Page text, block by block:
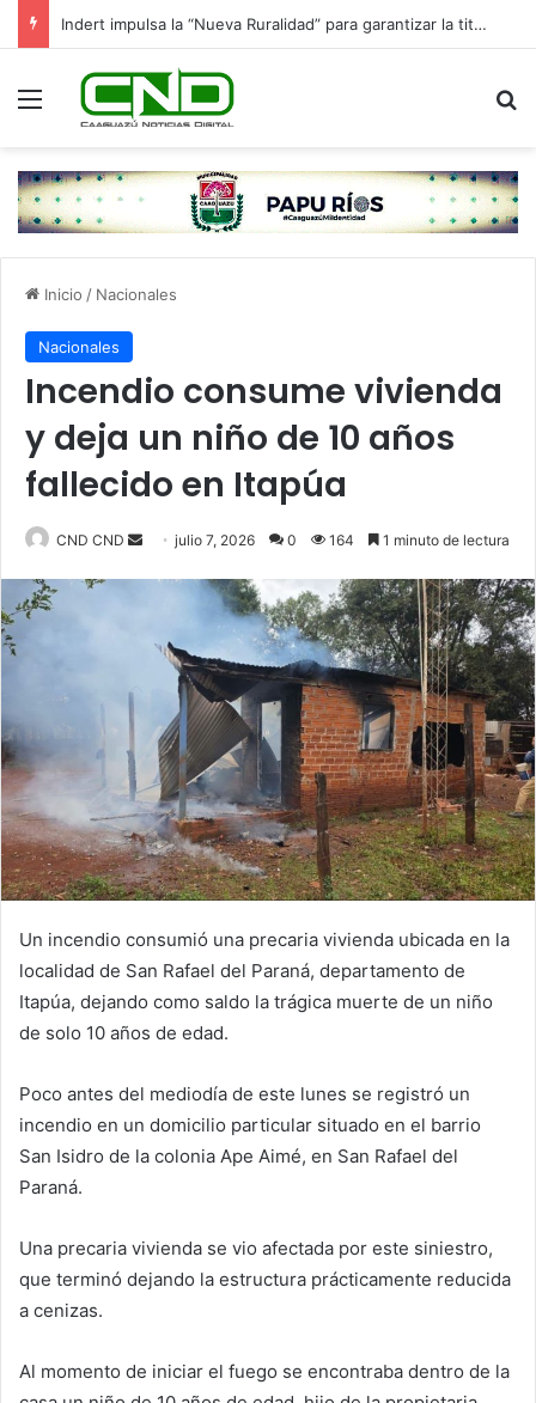
Indert impulsa la “Nueva Ruralidad” para garantizar la titulación de tierras a familias campesinas.
Menú
Inicio / Nacionales
Nacionales
Incendio consume vivienda
y deja un niño de 10 años
fallecido en Itapúa
CND CND
i
l
julio 7, 2026 0 164 1 minuto de lectura
Un incendio consumió una precaria vivienda ubicada en la
localidad de San Rafael del Paraná, departamento de
Itapúa, dejando como saldo la trágica muerte de un niño
de solo 10 años de edad.
Poco antes del mediodía de este lunes se registró un
incendio en un domicilio particular situado en el barrio
San Isidro de la colonia Ape Aimé, en San Rafael del
Paraná.
Una precaria vivienda se vio afectada por este siniestro,
que terminó dejando la estructura prácticamente reducida
a cenizas.
Al momento de iniciar el fuego se encontraba dentro de la